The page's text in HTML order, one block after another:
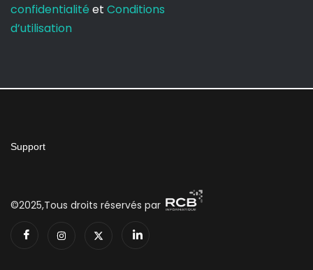
confidentialité et Conditions
d’utilisation
Support
©2025,Tous droits réservés par